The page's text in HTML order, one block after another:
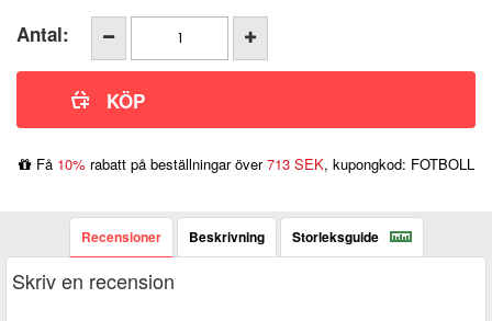
Antal:
Få 10% rabatt på beställningar över713 SEK, kupongkod: FOTBOLL
Recensioner Beskrivning Storleksguide
Skriv en recension